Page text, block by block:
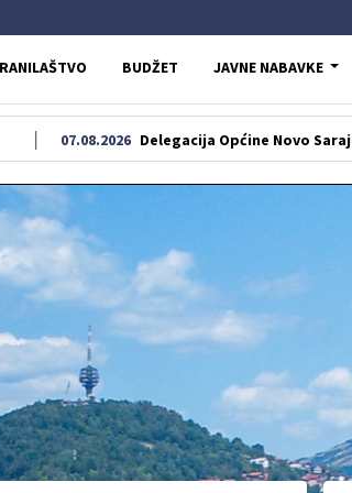
BUDŽET JAVNE NABAVKE
Delegacija Općine Novo Sarajevo odala